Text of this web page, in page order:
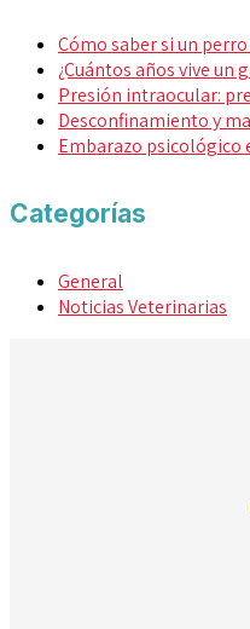
Cómo saber si un
¿Cuántos años vive un
Presión intraocular:
Desconfinamiento y
Embarazo psicológico
Categorías
General
Noticias Veterinarias